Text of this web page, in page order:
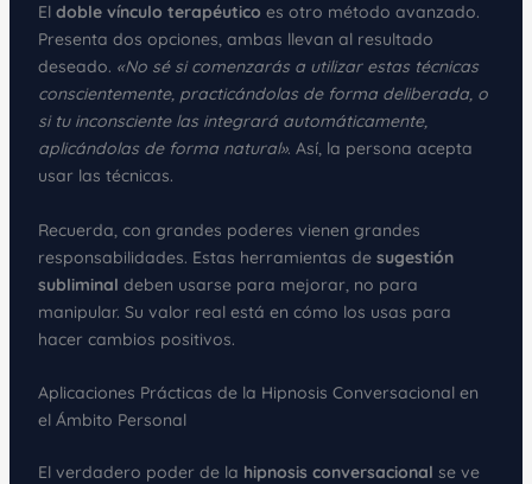
El doble vínculo terapéutico es otro método avanzado.
Presenta dos opciones, ambas llevan al resultado
deseado. «No sé si comenzarás a utilizar estas técnicas
conscientemente, practicándolas de forma deliberada, o
si tu inconsciente las integrará automáticamente,
aplicándolas de forma natural». Así, la persona acepta
usar las técnicas.
Recuerda, con grandes poderes vienen grandes
responsabilidades. Estas herramientas de sugestión
subliminal deben usarse para mejorar, no para
manipular. Su valor real está en cómo los usas para
hacer cambios positivos.
Aplicaciones Prácticas de la Hipnosis Conversacional en
el Ámbito Personal
El verdadero poder de la hipnosis conversacional se ve